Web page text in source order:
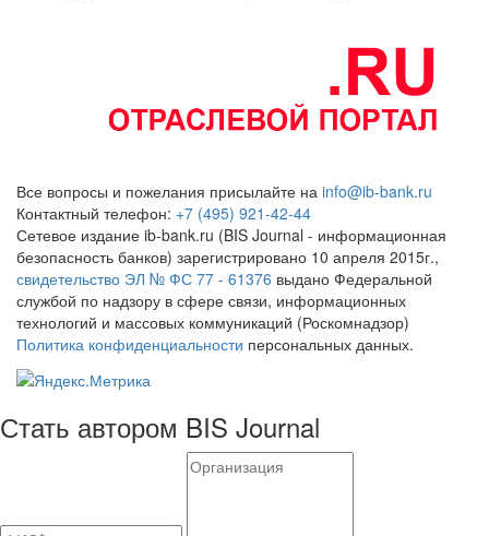
Все вопросы и пожелания присылайте на info@ib-bank.ru
Контактный телефон: +7 (495) 921-42-44
Сетевое издание ib-bank.ru (BIS Journal - информационная
безопасность банков) зарегистрировано 10 апреля 2015г.,
свидетельство ЭЛ № ФС 77 - 61376 выдано Федеральной
службой по надзору в сфере связи, информационных
технологий и массовых коммуникаций (Роскомнадзор)
Политика конфиденциальности персональных данных.
Стать автором BIS Journal